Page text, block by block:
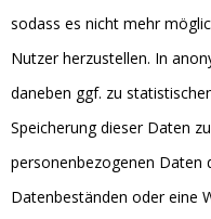
sodass es nicht mehr
Nutzer herzustellen. In
daneben ggf. zu
Speicherung dieser Daten
personenbezogenen Daten
Datenbeständen oder eine